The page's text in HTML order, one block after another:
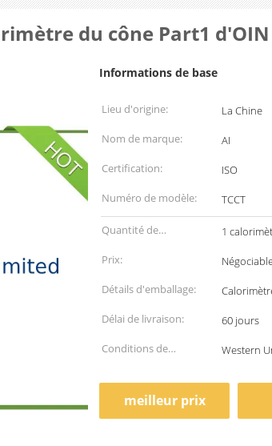
du cône Part1
Informations de base
Lieu d'origine:
La Chine
Nom de marque:
AI
Certification:
ISO
Numéro de modèle:
TCCT
Quantité de
commande min:
1
Prix:
Détails d'emballage:
Délai de livraison:
60 jours
Conditions de
Western
meilleur prix